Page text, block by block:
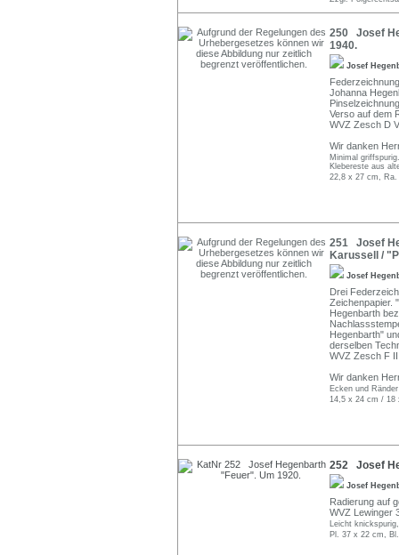
250 Josef
1940.
Josef
Johanna
Verso auf dem
WVZ Zesch D
Wir danken
Minimal
Klebereste aus
22,8 x 27 cm,
251 Josef
Karussell /
Josef
Drei
Zeichenpapier.
Hegenbarth
Hegenbarth"
derselben
WVZ Zesch F
Wir danken
Ecken und
14,5 x 24 cm / 18
252 Josef
Josef
Radierung auf
WVZ Lewinger
Leicht
Pl. 37 x 22 cm,